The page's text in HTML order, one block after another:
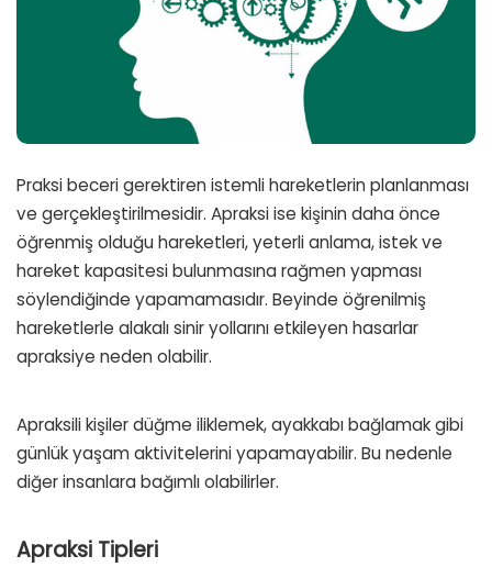
Praksi beceri gerektiren istemli hareketlerin planlanması
ve gerçekleştirilmesidir. Apraksi ise kişinin daha önce
öğrenmiş olduğu hareketleri, yeterli anlama, istek ve
hareket kapasitesi bulunmasına rağmen yapması
söylendiğinde yapamamasıdır. Beyinde öğrenilmiş
hareketlerle alakalı sinir yollarını etkileyen hasarlar
apraksiye neden olabilir.
Apraksili kişiler düğme iliklemek, ayakkabı bağlamak gibi
günlük yaşam aktivitelerini yapamayabilir. Bu nedenle
diğer insanlara bağımlı olabilirler.
Apraksi Tipleri